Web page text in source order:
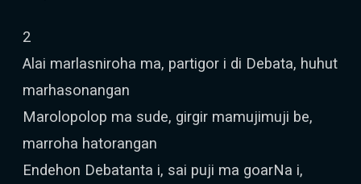
2
Alai marlasniroha ma, partigor i di Debata, huhut
marhasonangan
Marolopolop ma sude, girgir mamujimuji be,
marroha hatorangan
Endehon Debatanta i, sai puji ma goarNa i,